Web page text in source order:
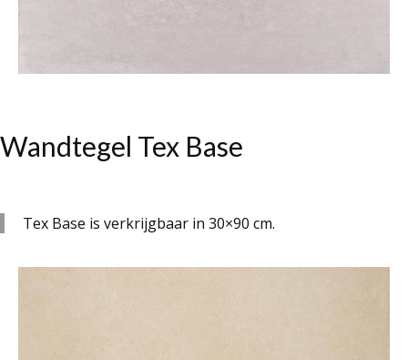
Wandtegel Tex Base
Tex Base is verkrijgbaar in 30×90 cm.